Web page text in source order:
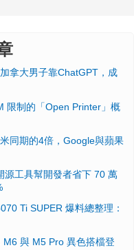
拿大男子靠ChatGPT，成
限制的「Open Printer」概
同期的4倍，Google與蘋果
工具幫開發者省下 70 萬
Ti SUPER 爆料總整理：
與 M5 Pro 異色搭檔登